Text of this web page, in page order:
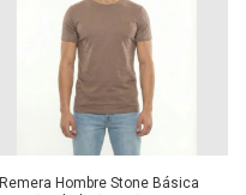
Remera Hombre Stone Básica